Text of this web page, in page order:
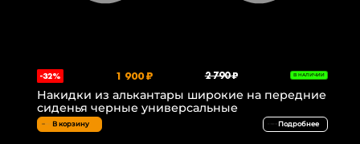
-32% 1 900 ₽ 2 790 ₽ В НАЛИЧИИ
Накидки из алькантары широкие на передние
сиденья черные универсальные
В корзину Подробнее